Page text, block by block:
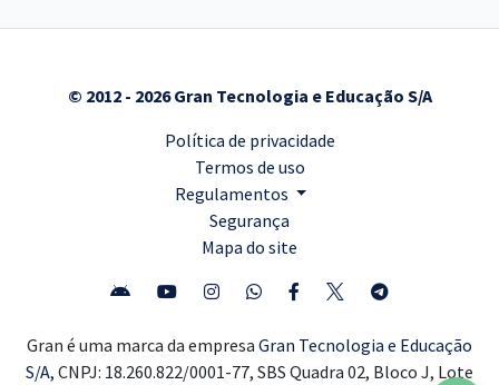
© 2012 - 2026 Gran Tecnologia e Educação S/A
Política de privacidade
Termos de uso
Regulamentos
Segurança
Mapa do site
Gran é uma marca da empresa Gran Tecnologia e Educação
S/A, CNPJ: 18.260.822/0001-77, SBS Quadra 02, Bloco J, Lote